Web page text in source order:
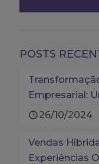
POSTS
Empresarial:
26/10/2024
Vendas
Experiências